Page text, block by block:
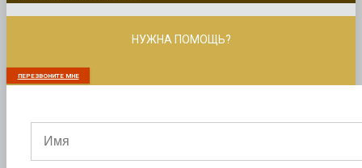
НУЖНА ПОМОЩЬ?
ПЕРЕЗВОНИТЕ МНЕ